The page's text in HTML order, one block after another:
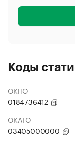
Коды
ОКПО
0184736412
ОКАТО
03405000000